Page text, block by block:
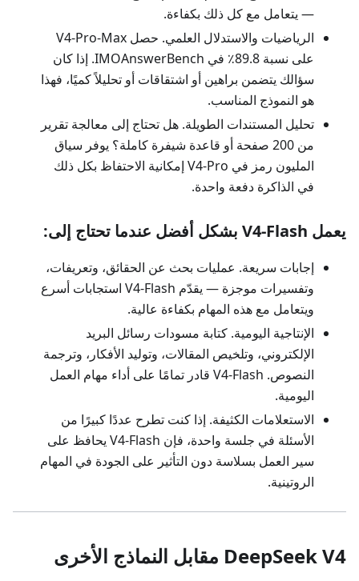
— يتعامل مع كل ذلك بكفاءة.
الرياضيات والاستدلال العلمي. حصل V4-Pro-Max
على نسبة 89.8٪ في IMOAnswerBench. إذا كان
سؤالك يتضمن براهين أو اشتقاقات أو تحليلاً كميًا، فهذا
هو النموذج المناسب.
تحليل المستندات الطويلة. هل تحتاج إلى معالجة تقرير
من 200 صفحة أو قاعدة شيفرة كاملة؟ يوفر سياق
المليون رمز في V4-Pro إمكانية الاحتفاظ بكل ذلك
في الذاكرة دفعة واحدة.
يعمل V4-Flash بشكل أفضل عندما تحتاج إلى:
إجابات سريعة. عمليات بحث عن الحقائق، وتعريفات،
وتفسيرات موجزة — يقدّم V4-Flash استجابات أسرع
ويتعامل مع هذه المهام بكفاءة عالية.
الإنتاجية اليومية. كتابة مسودات رسائل البريد
الإلكتروني، وتلخيص المقالات، وتوليد الأفكار، وترجمة
النصوص. V4-Flash قادر تمامًا على أداء مهام العمل
اليومية.
الاستعلامات الكثيفة. إذا كنت تطرح عددًا كبيرًا من
الأسئلة في جلسة واحدة، فإن V4-Flash يحافظ على
سير العمل بسلاسة دون التأثير على الجودة في المهام
الروتينية.
DeepSeek V4 مقابل النماذج الأخرى